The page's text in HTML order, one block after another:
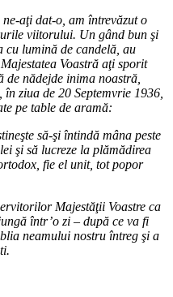
aţi dat-o, am întrevăzut o
viitorului. Un gând bun şi
cu lumină de candelă, au
Voastră aţi sporit
de nădejde inima noastră,
ziua de 20 Septemvrie 1936,
pe table de aramă:
să-şi întindă mâna peste
şi să lucreze la plămădirea
fie el unit, tot popor
Majestăţii Voastre ca
într’o zi – după ce va fi
neamului nostru întreg şi a